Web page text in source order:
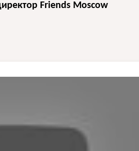
Friends Moscow